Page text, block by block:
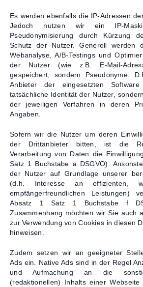
Es werden ebenfalls die IP-Adressen
Jedoch nutzen wir ein IP-
Pseudonymisierung durch Kürzung
Schutz der Nutzer. Generell werden
Webanalyse, A/B-Testings und
der Nutzer (wie z.B. E-Mail-
gespeichert, sondern Pseudonyme.
Anbieter der eingesetzten
tatsächliche Identität der Nutzer,
der jeweiligen Verfahren in deren
Angaben.
Sofern wir die Nutzer um deren
der Drittanbieter bitten, ist die
Verarbeitung von Daten die
Satz 1 Buchstabe a DSGVO).
der Nutzer auf Grundlage unserer
(d.h. Interesse an effizienten,
empfängerfreundlichen Leistungen)
Absatz 1 Satz 1 Buchstabe f
Zusammenhang möchten wir Sie auch
zur Verwendung von Cookies in diesen
hinweisen.
Zudem setzen wir an geeigneter
Ads ein. Native Ads sind in der Regel
und Aufmachung an die
(redaktionellen) Inhalts einer